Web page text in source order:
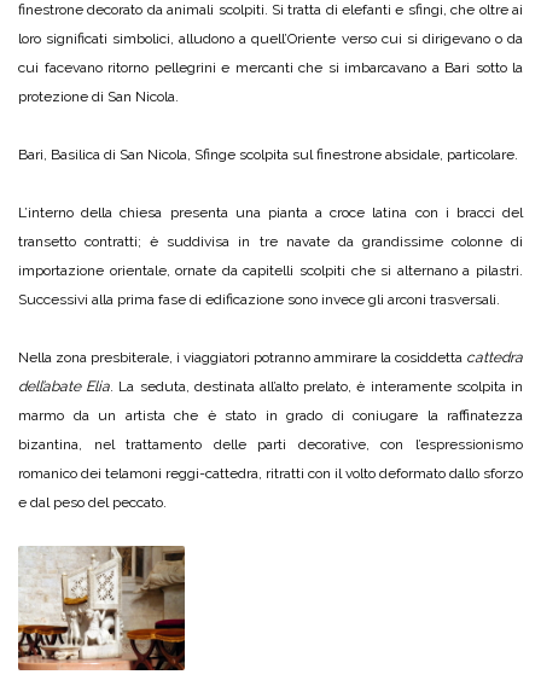
finestrone decorato da animali scolpiti. Si tratta di elefanti e sfingi, che oltre ai
loro significati simbolici, alludono a quell’Oriente verso cui si dirigevano o da
cui facevano ritorno pellegrini e mercanti che si imbarcavano a Bari sotto la
protezione di San Nicola.
Bari, Basilica di San Nicola, Sfinge scolpita sul finestrone absidale, particolare.
L’interno della chiesa presenta una pianta a croce latina con i bracci del
transetto contratti; è suddivisa in tre navate da grandissime colonne di
importazione orientale, ornate da capitelli scolpiti che si alternano a pilastri.
Successivi alla prima fase di edificazione sono invece gli arconi trasversali.
Nella zona presbiterale, i viaggiatori potranno ammirare la cosiddetta cattedra
dell’abate Elia. La seduta, destinata all’alto prelato, è interamente scolpita in
marmo da un artista che è stato in grado di coniugare la raffinatezza
bizantina, nel trattamento delle parti decorative, con l’espressionismo
romanico dei telamoni reggi-cattedra, ritratti con il volto deformato dallo sforzo
e dal peso del peccato.